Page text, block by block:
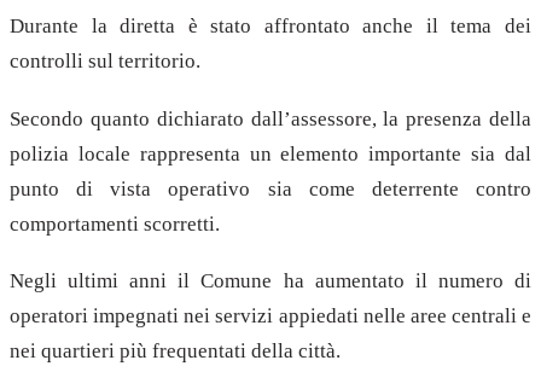
Durante la diretta è stato affrontato anche il tema dei
controlli sul territorio.
Secondo quanto dichiarato dall’assessore, la presenza della
polizia locale rappresenta un elemento importante sia dal
punto di vista operativo sia come deterrente contro
comportamenti scorretti.
Negli ultimi anni il Comune ha aumentato il numero di
operatori impegnati nei servizi appiedati nelle aree centrali e
nei quartieri più frequentati della città.